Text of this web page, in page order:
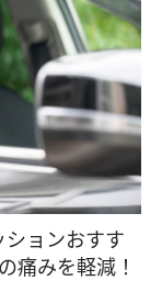
ションおすす
痛みを軽減！